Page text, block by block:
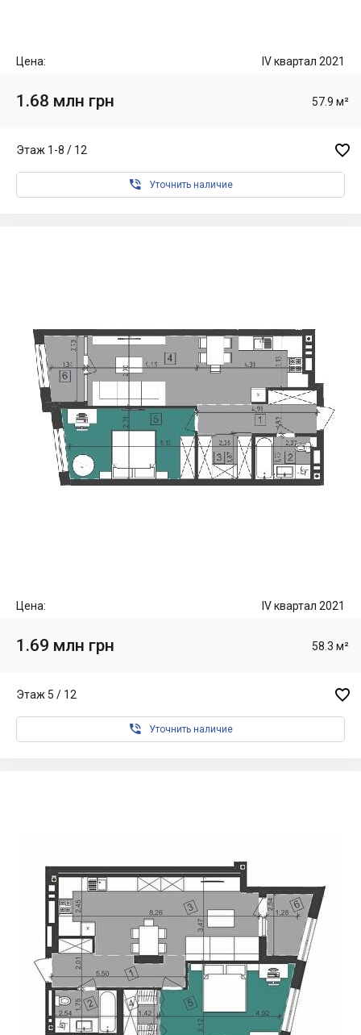
Цена: IV квартал 2021
1.68 млн грн 57.9 м²
Этаж 1-8 / 12 
 Уточнить наличие
Цена: IV квартал 2021
1.69 млн грн 58.3 м²
Этаж 5 / 12 
 Уточнить наличие